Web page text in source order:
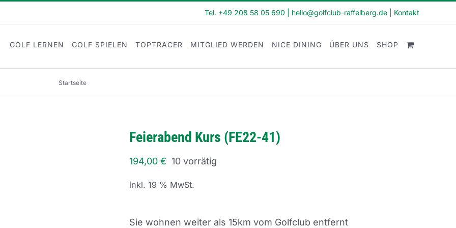
Tel. +49 208 58 05 690 hello@golfclub-raffelberg.de Kontakt
GOLF LERNEN GOLF SPIELEN TOPTRACER MITGLIED WERDEN NICE DINING ÜBER UNS SHOP
Startseite
Feierabend Kurs (FE22-41)
194,00 € 10 vorrätig
inkl. 19 % MwSt.
Sie wohnen weiter als 15km vom Golfclub entfernt